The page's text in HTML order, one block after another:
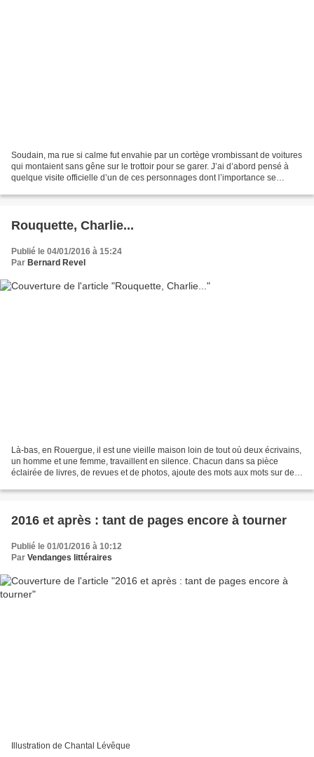
Soudain, ma rue si calme fut envahie par un cortège vrombissant de voitures
qui montaient sans gêne sur le trottoir pour se garer. J’ai d’abord pensé à
quelque visite officielle d’un de ces personnages dont l’importance se
Rouquette, Charlie...
Publié le 04/01/2016 à 15:24
Par Bernard Revel
Là-bas, en Rouergue, il est une vieille maison loin de tout où deux écrivains,
un homme et une femme, travaillent en silence. Chacun dans sa pièce
éclairée de livres, de revues et de photos, ajoute des mots aux mots sur des
2016 et après : tant de pages encore à tourner
Publié le 01/01/2016 à 10:12
Par Vendanges littéraires
Illustration de Chantal Lévêque